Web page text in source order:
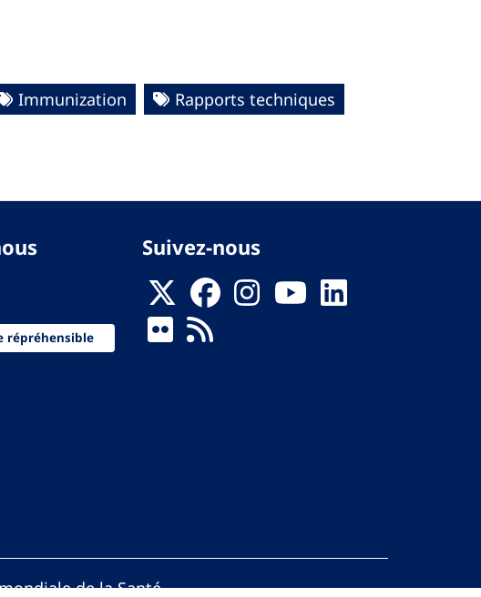
Immunization
Rapports techniques
répréhensible
Suivez-nous
de la Santé